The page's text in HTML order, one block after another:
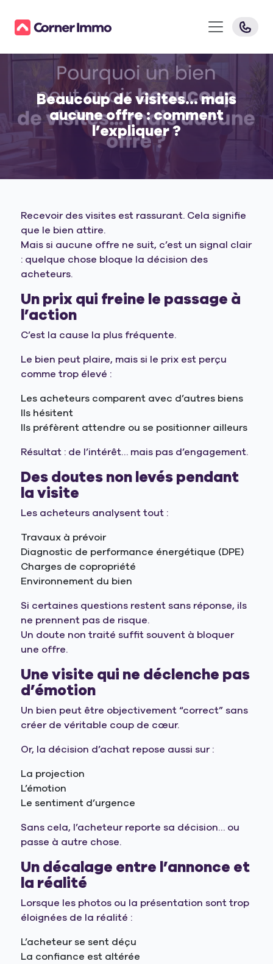
Beaucoup de visites… mais
aucune offre : comment
l’expliquer ?
Recevoir des visites est rassurant. Cela signifie
que le bien attire.
Mais si aucune offre ne suit, c’est un signal clair
: quelque chose bloque la décision des
acheteurs.
Un prix qui freine le passage à
l’action
C’est la cause la plus fréquente.
Le bien peut plaire, mais si le prix est perçu
comme trop élevé :
Les acheteurs comparent avec d’autres biens
Ils hésitent
Ils préfèrent attendre ou se positionner ailleurs
Résultat : de l’intérêt… mais pas d’engagement.
Des doutes non levés pendant
la visite
Les acheteurs analysent tout :
Travaux à prévoir
Diagnostic de performance énergétique (DPE)
Charges de copropriété
Environnement du bien
Si certaines questions restent sans réponse, ils
ne prennent pas de risque.
Un doute non traité suffit souvent à bloquer
une offre.
Une visite qui ne déclenche pas
d’émotion
Un bien peut être objectivement “correct” sans
créer de véritable coup de cœur.
Or, la décision d’achat repose aussi sur :
La projection
L’émotion
Le sentiment d’urgence
Sans cela, l’acheteur reporte sa décision… ou
passe à autre chose.
Un décalage entre l’annonce et
la réalité
Lorsque les photos ou la présentation sont trop
éloignées de la réalité :
L’acheteur se sent déçu
La confiance est altérée